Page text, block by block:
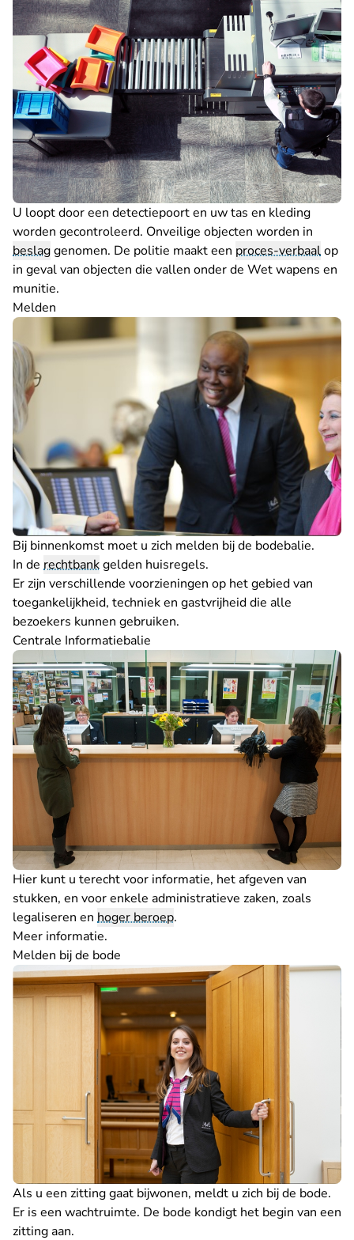
U loopt door een detectiepoort en uw tas en kleding
worden gecontroleerd. Onveilige objecten worden in
beslaggenomen. De politie maakt een proces-verbaalop
in geval van objecten die vallen onder de Wet wapens en
munitie.
Melden
Bij binnenkomst moet u zich melden bij de bodebalie.
In de rechtbankgelden huisregels.
Er zijn verschillende voorzieningen op het gebied van
toegankelijkheid, techniek en gastvrijheid die alle
bezoekers kunnen gebruiken.
Centrale Informatiebalie
Hier kunt u terecht voor informatie, het afgeven van
stukken, en voor enkele administratieve zaken, zoals
legaliseren en hoger beroep.
Meer informatie.
Melden bij de bode
Als u een zitting gaat bijwonen, meldt u zich bij de bode.
Er is een wachtruimte. De bode kondigt het begin van een
zitting aan.